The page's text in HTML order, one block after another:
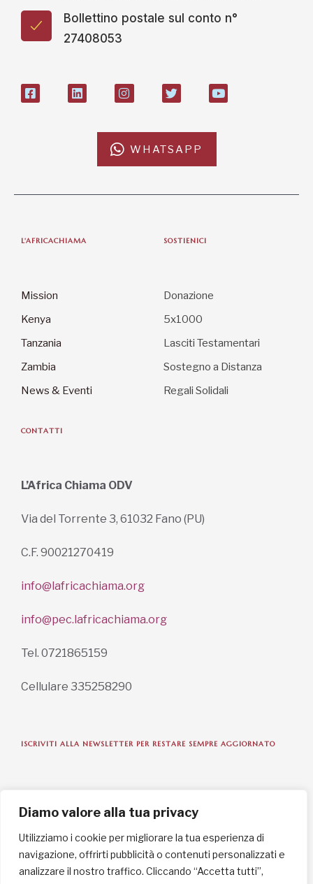
Diamo valore alla tua privacy
Utilizziamo i cookie per migliorare la tua esperienza di
navigazione, offrirti pubblicità o contenuti personalizzati e
analizzare il nostro traffico. Cliccando “Accetta tutti”,
Bollettino postale sul conto n°
27408053
WHATSAPP
L'AFRICACHIAMA
Mission
Kenya
Tanzania
Zambia
News & Eventi
SOSTIENICI
Donazione
5x1000
Lasciti Testamentari
Sostegno a Distanza
Regali Solidali
CONTATTI
L’Africa Chiama ODV
Via del Torrente 3, 61032 Fano (PU)
C.F. 90021270419
info@lafricachiama.org
info@pec.lafricachiama.org
Tel. 0721865159
Cellulare 335258290
ISCRIVITI ALLA NEWSLETTER PER RESTARE SEMPRE AGGIORNATO
ISCRIVITI ORA
INFORMAZIONI SULLA PRIVACY